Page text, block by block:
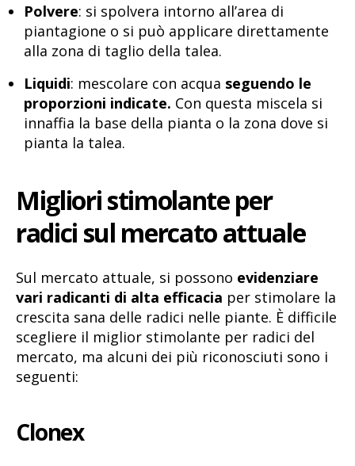
Polvere: si spolvera intorno all’area di
piantagione o si può applicare direttamente
alla zona di taglio della talea.
Liquidi: mescolare con acqua seguendo le
proporzioni indicate. Con questa miscela si
innaffia la base della pianta o la zona dove si
pianta la talea.
Migliori stimolante per
radici sul mercato attuale
Sul mercato attuale, si possono evidenziare
vari radicanti di alta efficacia per stimolare la
crescita sana delle radici nelle piante. È difficile
scegliere il miglior stimolante per radici del
mercato, ma alcuni dei più riconosciuti sono i
seguenti:
Clonex